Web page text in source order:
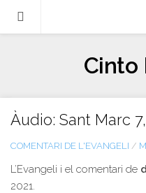
Llibres
Escrits-articles
Notícies
Castellano
Cinto
Àudio: Sant Marc
COMENTARI DE L'EVANGELI /
L’Evangeli i el comentari de
2021.